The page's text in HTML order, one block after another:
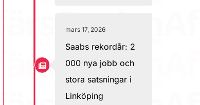
mars 17, 2026
Saabs rekordår: 2
000 nya jobb och
stora satsningar i
Linköping